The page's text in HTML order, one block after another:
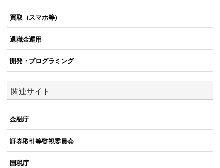
買取（スマホ等）
退職金運用
開発・プログラミング
関連サイト
金融庁
証券取引等監視委員会
国税庁